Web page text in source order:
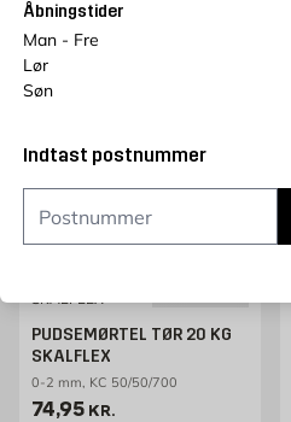
Åbningstider
Man - Fre
Lør
Søn
Indtast postnummer
PALLEPRISER
PUDSEMØRTEL TØR 20 KG
SKALFLEX
0-2 mm, KC 50/50/700
Pris 74.95 kr. /stk
74,95 KR.